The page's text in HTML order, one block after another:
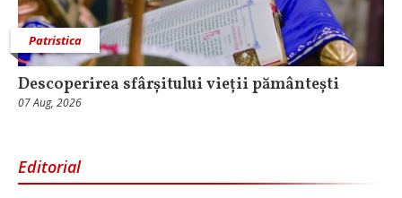
Patristica
Descoperirea sfârșitului vieții pământești
07 Aug, 2026
Editorial